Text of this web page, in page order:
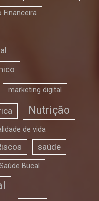
Financeira
marketing digital
Nutrição
de vida
saúde
Bucal